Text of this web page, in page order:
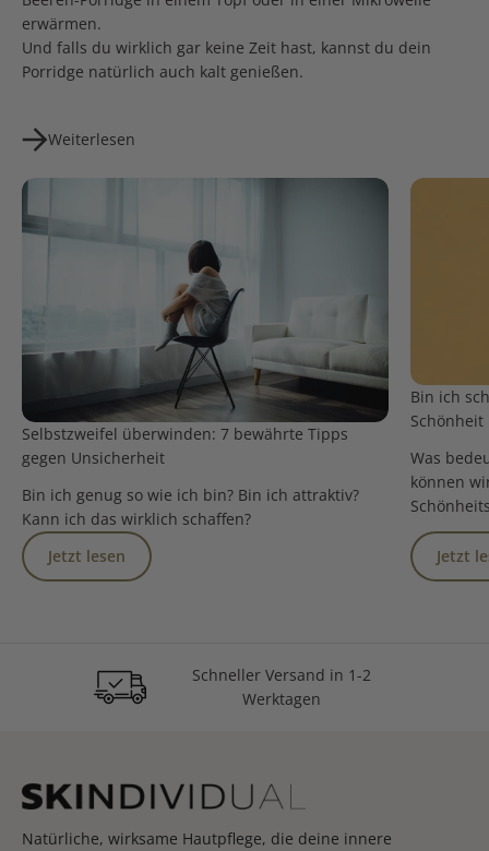
erwärmen.
Und falls du wirklich gar keine Zeit hast, kannst du dein
Porridge natürlich auch kalt genießen.
Weiterlesen
Selbstzweifel überwinden: 7 bewährte Tipps
gegen Unsicherheit
Bin ich genug so wie ich bin? Bin ich attraktiv?
Kann ich das wirklich schaffen?
Jetzt lesen
Bin ich
Schönheit
Was
können
Jetzt
Kostenloser Versand ab CHF 65
Sicher bezahlen mit PayPal
oder mit Klarna
Schneller Versand in 1-2
Werktagen
Natürliche, wirksame Hautpflege, die deine innere